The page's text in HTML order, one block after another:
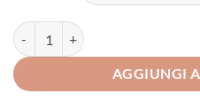
Daiwa Brave Monster quantità
AGGIUNGI